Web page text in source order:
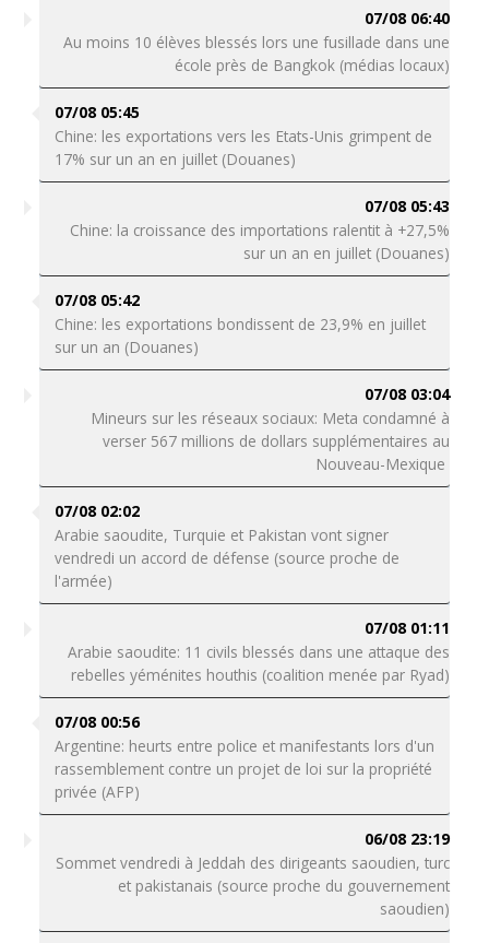
07/08 06:40
Au moins 10 élèves blessés lors une fusillade dans une
école près de Bangkok (médias locaux)
07/08 05:45
Chine: les exportations vers les Etats-Unis grimpent de
17% sur un an en juillet (Douanes)
07/08 05:43
Chine: la croissance des importations ralentit à +27,5%
sur un an en juillet (Douanes)
07/08 05:42
Chine: les exportations bondissent de 23,9% en juillet
sur un an (Douanes)
07/08 03:04
Mineurs sur les réseaux sociaux: Meta condamné à
verser 567 millions de dollars supplémentaires au
Nouveau-Mexique
07/08 02:02
Arabie saoudite, Turquie et Pakistan vont signer
vendredi un accord de défense (source proche de
l'armée)
07/08 01:11
Arabie saoudite: 11 civils blessés dans une attaque des
rebelles yéménites houthis (coalition menée par Ryad)
07/08 00:56
Argentine: heurts entre police et manifestants lors d'un
rassemblement contre un projet de loi sur la propriété
privée (AFP)
06/08 23:19
Sommet vendredi à Jeddah des dirigeants saoudien, turc
et pakistanais (source proche du gouvernement
saoudien)